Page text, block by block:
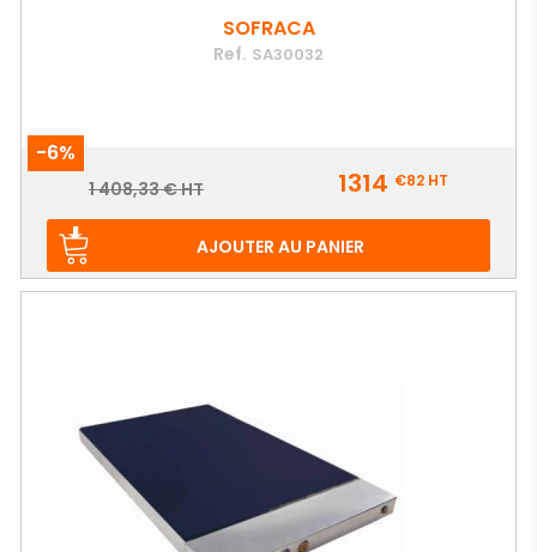
SOFRACA
Ref. SA30032
-6%
Prix
Prix
1 408,33 € HT 1314 €82 HT
AJOUTER AU PANIER